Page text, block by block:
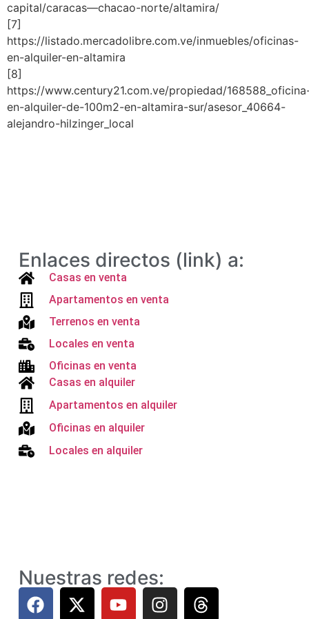
capital/caracas—chacao-norte/altamira/
[7]
https://listado.mercadolibre.com.ve/inmuebles/oficinas-
en-alquiler-en-altamira
[8]
https://www.century21.com.ve/propiedad/
en-alquiler-de-100m2-en-altamira-sur/asesor_40664-
alejandro-hilzinger_local
Enlaces directos (link) a:
Casas en venta
Apartamentos en venta
Terrenos en venta
Locales en venta
Oficinas en venta
Casas en alquiler
Apartamentos en alquiler
Oficinas en alquiler
Locales en alquiler
Nuestras redes: